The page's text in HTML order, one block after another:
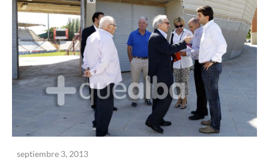
septiembre 3, 2013